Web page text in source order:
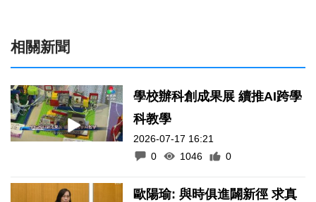
相關新聞
學校辦科創成果展 續推AI跨學
科教學
2026-07-17 16:21
0
1046 0
歐陽瑜: 與時俱進闢新徑 求真